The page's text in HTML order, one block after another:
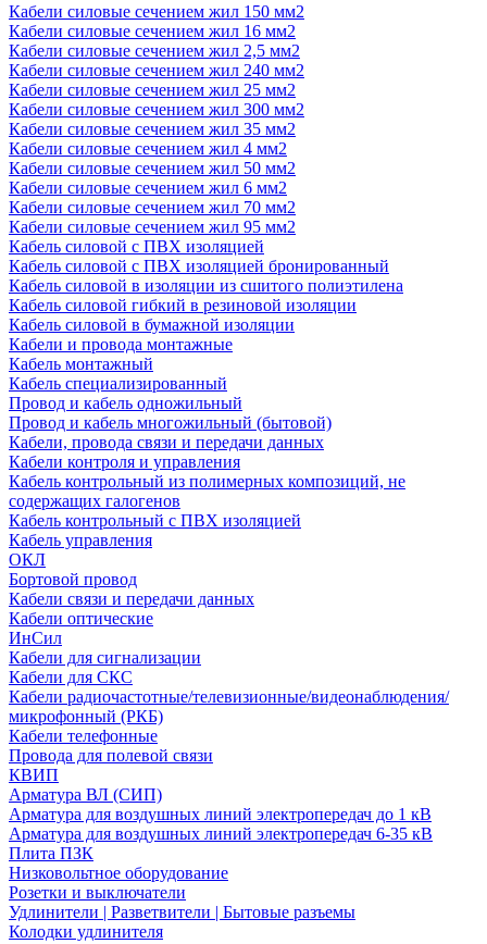
Кабели силовые сечением жил 150 мм2
Кабели силовые сечением жил 16 мм2
Кабели силовые сечением жил 2,5 мм2
Кабели силовые сечением жил 240 мм2
Кабели силовые сечением жил 25 мм2
Кабели силовые сечением жил 300 мм2
Кабели силовые сечением жил 35 мм2
Кабели силовые сечением жил 4 мм2
Кабели силовые сечением жил 50 мм2
Кабели силовые сечением жил 6 мм2
Кабели силовые сечением жил 70 мм2
Кабели силовые сечением жил 95 мм2
Кабель силовой с ПВХ изоляцией
Кабель силовой с ПВХ изоляцией бронированный
Кабель силовой в изоляции из сшитого полиэтилена
Кабель силовой гибкий в резиновой изоляции
Кабель силовой в бумажной изоляции
Кабели и провода монтажные
Кабель монтажный
Кабель специализированный
Провод и кабель одножильный
Провод и кабель многожильный (бытовой)
Кабели, провода связи и передачи данных
Кабели контроля и управления
Кабель контрольный из полимерных композиций, не
содержащих галогенов
Кабель контрольный с ПВХ изоляцией
Кабель управления
ОКЛ
Бортовой провод
Кабели связи и передачи данных
Кабели оптические
ИнСил
Кабели для сигнализации
Кабели для СКС
Кабели радиочастотные/телевизионные/видеонаблюдения/
микрофонный (РКБ)
Кабели телефонные
Провода для полевой связи
КВИП
Арматура ВЛ (СИП)
Арматура для воздушных линий электропередач до 1 кВ
Арматура для воздушных линий электропередач 6-35 кВ
Плита ПЗК
Низковольтное оборудование
Розетки и выключатели
Удлинители | Разветвители | Бытовые разъемы
Колодки удлинителя